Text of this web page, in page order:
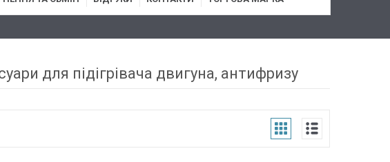
для підігрівача двигуна, антифризу